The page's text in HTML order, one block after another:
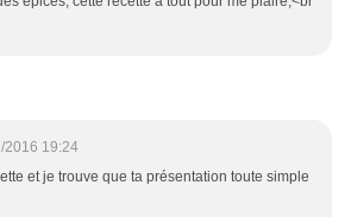
2016 19:24
et je trouve que ta présentation toute simple